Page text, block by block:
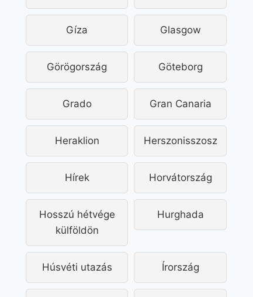
Gíza Glasgow
Görögország Göteborg
Grado Gran Canaria
Heraklion Herszonisszosz
Hírek Horvátország
Hosszú hétvége
külföldön
Hurghada
Húsvéti utazás Írország